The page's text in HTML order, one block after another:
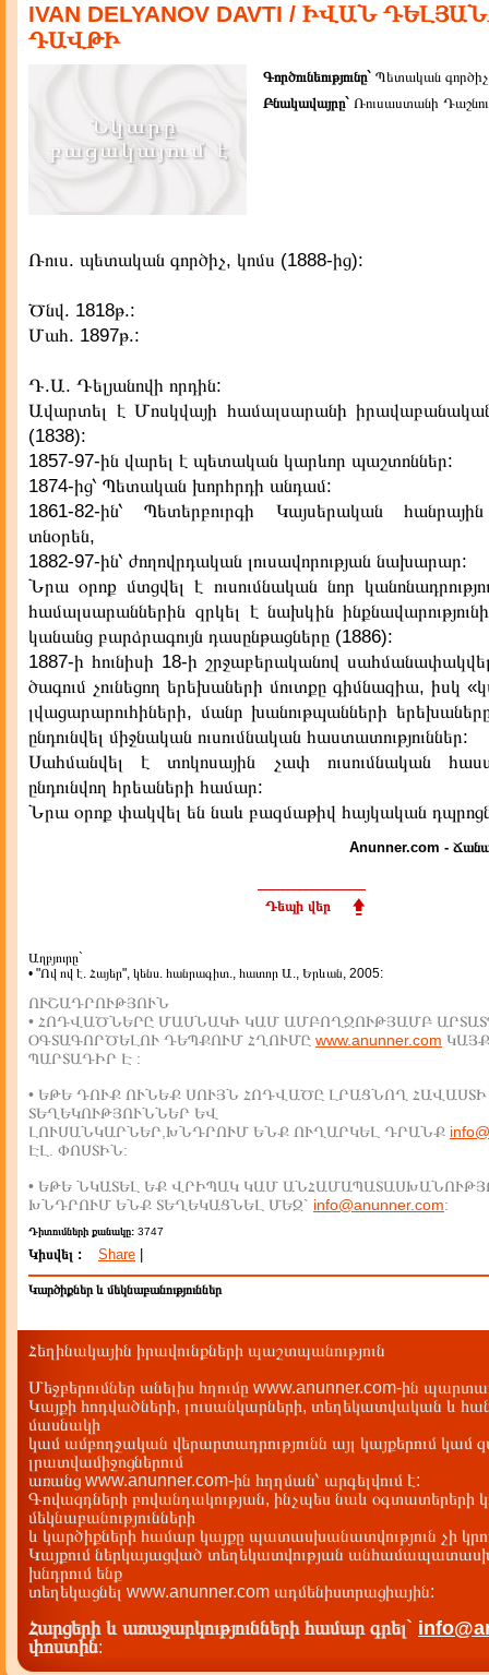
IVAN DELYANOV DAVTI / ԻՎԱՆ
ԴԱՎԹԻ
Գործունեությունը` Պետական գործիչ
Բնակավայրը` Ռուսաստանի
Ռուս. պետական գործիչ, կոմս (1888-ից):
Ծնվ. 1818թ.:
Մահ. 1897թ.:
Դ.Ա. Դելյանովի որդին:
Ավարտել է Մոսկվայի համալսարանի
(1838):
1857-97-ին վարել է պետական կարևոր պաշտոններ:
1874-ից՝ Պետական խորհրդի անդամ:
1861-82-ին՝ Պետերբուրգի Կայսերական
տնօրեն,
1882-97-ին՝ ժողովրդական լուսավորության նախարար:
Նրա օրոք մտցվել է ուսումնական նոր
համալսարաններին զրկել է նախկին
կանանց բարձրագույն դասընթացները (1886):
1887-ի հունիսի 18-ի շրջաբերականով
ծագում չունեցող երեխաների մուտքը գիմնազիա, իսկ
լվացարարուհիների, մանր խանութպանների
ընդունվել միջնական ուսումնական հաստատություններ:
Սահմանվել է տոկոսային չափ ուսումնական
ընդունվող հրեաների համար:
Նրա օրոք փակվել են նաև բազմաթիվ հայկական
Anunner.com -
Դեպի վեր
Աղբյուրը`
• "Ով ով է. Հայեր", կենս. հանրագիտ., հատոր Ա., Երևան, 2005:
ՈՒՇԱԴՐՈՒԹՅՈՒՆ
• ՀՈԴՎԱԾՆԵՐԸ ՄԱՍՆԱԿԻ ԿԱՄ ԱՄԲՈՂՋՈՒԹՅԱՄԲ
ՕԳՏԱԳՈՐԾԵԼՈՒ ԴԵՊՔՈՒՄ ՀՂՈՒՄԸ www.anunner.com
ՊԱՐՏԱԴԻՐ Է :
• ԵԹԵ ԴՈՒՔ ՈՒՆԵՔ ՍՈՒՅՆ ՀՈԴՎԱԾԸ ԼՐԱՑՆՈՂ ՀԱՎԱՍՏԻ
ՏԵՂԵԿՈՒԹՅՈՒՆՆԵՐ ԵՎ
ԼՈՒՍԱՆԿԱՐՆԵՐ,ԽՆԴՐՈՒՄ ԵՆՔ ՈՒՂԱՐԿԵԼ ԴՐԱՆՔ
ԷԼ. ՓՈՍՏԻՆ:
• ԵԹԵ ՆԿԱՏԵԼ ԵՔ ՎՐԻՊԱԿ ԿԱՄ
ԽՆԴՐՈՒՄ ԵՆՔ ՏԵՂԵԿԱՑՆԵԼ ՄԵԶ` info@anunner.com:
Դիտումների քանակը: 3747
Կիսվել : Share
Կարծիքներ և մեկնաբանություններ
Հեղինակային իրավունքների պաշտպանություն
Մեջբերումներ անելիս հղումը www.anunner.com-ին
Կայքի հոդվածների, լուսանկարների, տեղեկատվական և
մասնակի
կամ ամբողջական վերարտադրությունն այլ կայքերում կամ
լրատվամիջոցներում
առանց www.anunner.com-ին հղղման՝ արգելվում է:
Գովազդների բովանդակության, ինչպես նաև օգտատերերի
մեկնաբանությունների
և կարծիքների համար կայքը պատասխանատվություն չի
Կայքում ներկայացված տեղեկատվության
խնդրում ենք
տեղեկացնել www.anunner.com ադմենիստրացիային:
Հարցերի և առաջարկությունների համար գրել`
փոստին: